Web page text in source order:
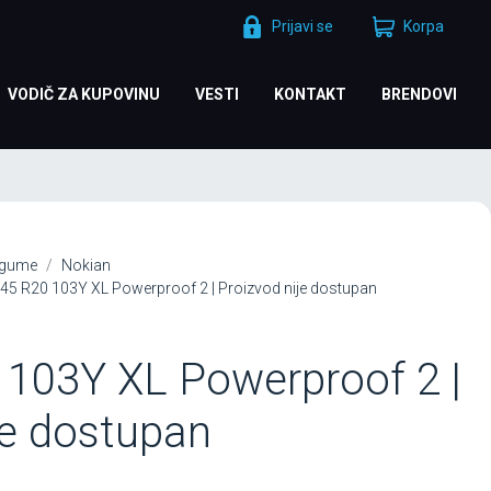
Prijavi se Korpa
VODIČ ZA KUPOVINU VESTI KONTAKT BRENDOVI
gume
Nokian
R20 103Y XL Powerproof 2 | Proizvod nije dostupan
XL Powerproof 2 |
dostupan